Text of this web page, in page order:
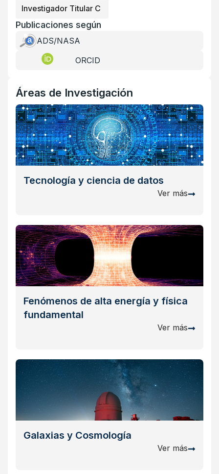
Investigador Titular C
Publicaciones según
ADS/NASA
ORCID
Áreas de Investigación
Tecnología y ciencia de datos
Ver más
Fenómenos de alta energía y física
fundamental
Ver más
Galaxias y Cosmología
Ver más